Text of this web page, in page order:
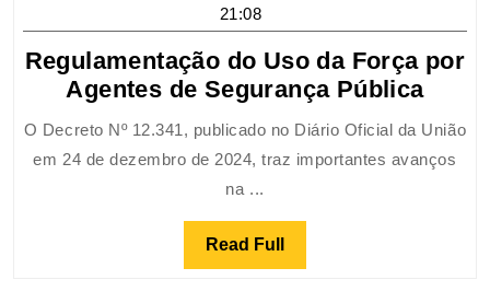
21:08
Regulamentação do Uso da Força por
Agentes de Segurança Pública
O Decreto Nº 12.341, publicado no Diário Oficial da União
em 24 de dezembro de 2024, traz importantes avanços
na ...
Read Full